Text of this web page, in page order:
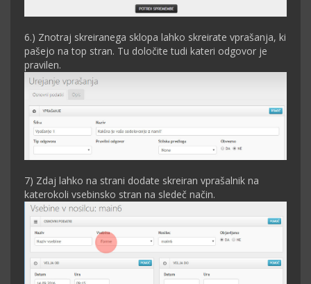
6.) Znotraj skreiranega sklopa lahko skreirate vprašanja, ki
pašejo na top stran. Tu določite tudi kateri odgovor je
pravilen.
7) Zdaj lahko na strani dodate skreiran vprašalnik na
katerokoli vsebinsko stran na sledeč način.